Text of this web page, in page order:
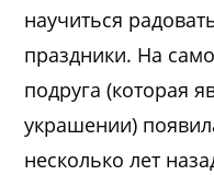
научиться
праздники. На
подруга (которая
украшении)
несколько лет